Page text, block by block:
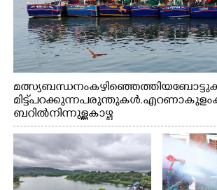
മത്സ്യബന്ധനം കഴിഞ്ഞെത്തിയ
മിട്ട് പറക്കുന്ന പരുന്തുകൾ. എറണാകുളം
ബറിൽ നിന്നുള്ള കാഴ്ച